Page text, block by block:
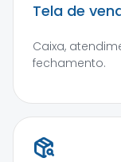
Tela de
Caixa,
fechamento.